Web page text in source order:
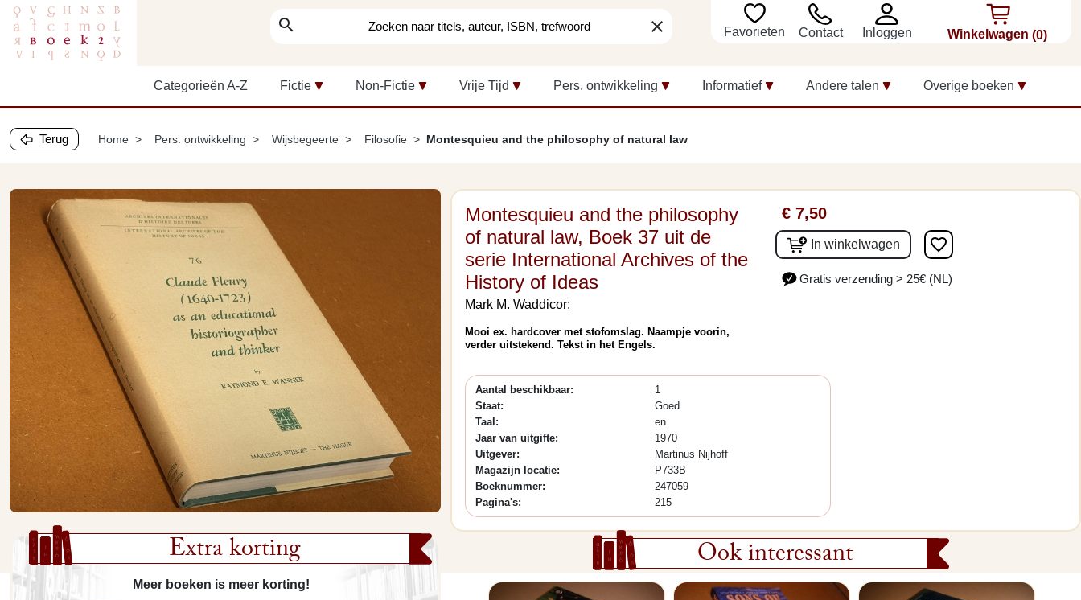
search clear Favorieten Contact Inloggen Winkelwagen (0)
Categorieën A-Z Fictie Non-Fictie Vrije Tijd Pers. ontwikkeling Informatief Andere talen Overige boeken
Terug Home Pers. ontwikkeling Wijsbegeerte Filosofie Montesquieu and the philosophy of natural law
Montesquieu and the philosophy
of natural law, Boek 37 uit de
serie International Archives of the
History of Ideas
Mark M. Waddicor;
Mooi ex. hardcover met stofomslag. Naampje voorin,
verder uitstekend. Tekst in het Engels.
€ 7,50
In winkelwagen favorite_border
Gratis verzending > 25€ (NL)
Aantal beschikbaar:
1
Staat:
Goed
Taal:
en
Jaar van uitgifte:
1970
Uitgever:
Martinus Nijhoff
Magazijn locatie:
P733B
Boeknummer:
247059
Pagina's:
215
Extra korting
Meer boeken is meer korting!
Ook interessant